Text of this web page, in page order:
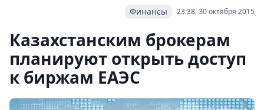
23:38, 30 октября 2015
Финансы
Казахстанским брокерам
планируют открыть доступ
к биржам ЕАЭС